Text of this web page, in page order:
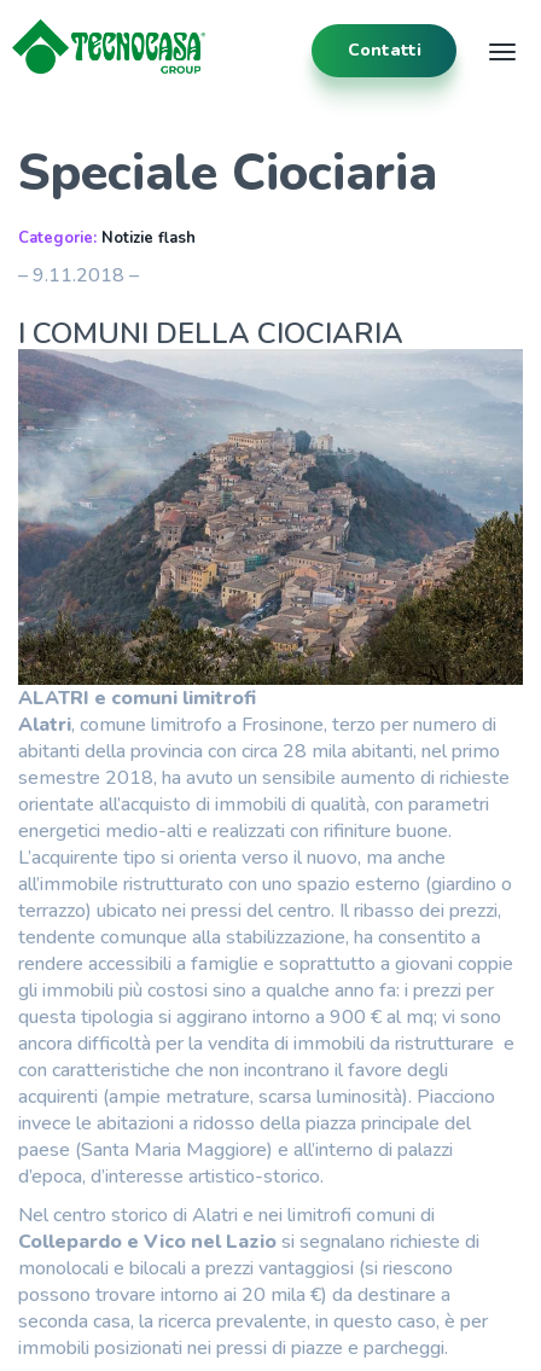
Contatti
Speciale Ciociaria
Categorie: Notizie flash
– 9.11.2018 –
I COMUNI DELLA CIOCIARIA
ALATRI e comuni limitrofi
Alatri, comune limitrofo a Frosinone, terzo per numero di
abitanti della provincia con circa 28 mila abitanti, nel primo
semestre 2018, ha avuto un sensibile aumento di richieste
orientate all’acquisto di immobili di qualità, con parametri
energetici medio-alti e realizzati con rifiniture buone.
L’acquirente tipo si orienta verso il nuovo, ma anche
all’immobile ristrutturato con uno spazio esterno (giardino o
terrazzo) ubicato nei pressi del centro. Il ribasso dei prezzi,
tendente comunque alla stabilizzazione, ha consentito a
rendere accessibili a famiglie e soprattutto a giovani coppie
gli immobili più costosi sino a qualche anno fa: i prezzi per
questa tipologia si aggirano intorno a 900 € al mq; vi sono
ancora difficoltà per la vendita di immobili da ristrutturare e
con caratteristiche che non incontrano il favore degli
acquirenti (ampie metrature, scarsa luminosità). Piacciono
invece le abitazioni a ridosso della piazza principale del
paese (Santa Maria Maggiore) e all’interno di palazzi
d’epoca, d’interesse artistico-storico.
Nel centro storico di Alatri e nei limitrofi comuni di
Collepardo e Vico nel Laziosi segnalano richieste di
monolocali e bilocali a prezzi vantaggiosi (si riescono
possono trovare intorno ai 20 mila €) da destinare a
seconda casa, la ricerca prevalente, in questo caso, è per
immobili posizionati nei pressi di piazze e parcheggi.